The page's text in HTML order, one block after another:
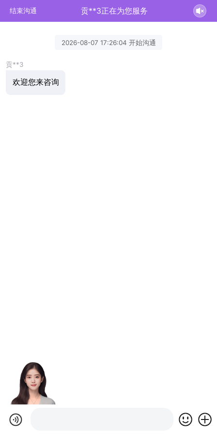
结束沟通 贡**3正在为您服务
2026-08-07 17:26:04 开始沟通
贡**3
欢迎您来咨询